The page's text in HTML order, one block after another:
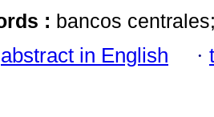
: bancos
abstract in English ·